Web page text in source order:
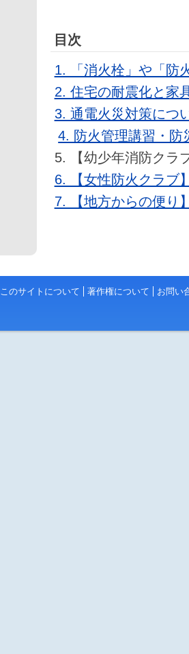
目次
1. 「消火栓」や「防
2. 住宅の耐震化と家
3. 通電火災対策につ
4. 防火管理講習・防
5. 【幼少年消防クラ
6. 【女性防火クラブ
7. 【地方からの便り
このサイトについて 著作権について お問い